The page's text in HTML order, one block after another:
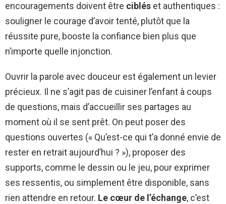
encouragements doivent être ciblés et authentiques :
souligner le courage d’avoir tenté, plutôt que la
réussite pure, booste la confiance bien plus que
n’importe quelle injonction.
Ouvrir la parole avec douceur est également un levier
précieux. Il ne s’agit pas de cuisiner l’enfant à coups
de questions, mais d’accueillir ses partages au
moment où il se sent prêt. On peut poser des
questions ouvertes (« Qu’est-ce qui t’a donné envie de
rester en retrait aujourd’hui ? »), proposer des
supports, comme le dessin ou le jeu, pour exprimer
ses ressentis, ou simplement être disponible, sans
rien attendre en retour. Le cœur de l’échange, c’est